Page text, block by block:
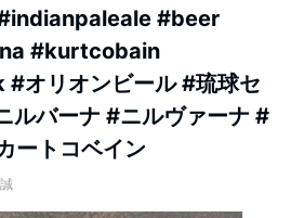
#beer
#kurtcobain
オリオンビール #琉球セ
ルバーナ #ニルヴァーナ #
ートコベイン